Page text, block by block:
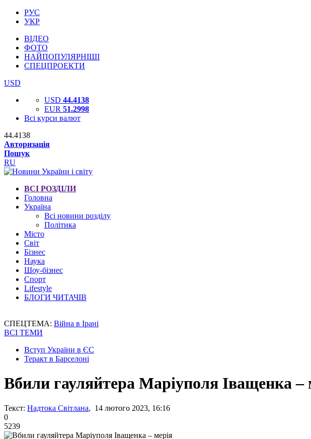
РУС
УКР
ВІДЕО
ФОТО
НАЙПОПУЛЯРНІШІ
СПЕЦПРОЕКТИ
USD
USD 44.4138
EUR 51.2998
Всі курси валют
44.4138
Авторизація
Пошук
RU
ВСІ РОЗДІЛИ
Головна
Україна
Всі новини розділу
Політика
Місто
Світ
Бізнес
Наука
Шоу-бізнес
Спорт
Lifestyle
БЛОГИ ЧИТАЧІВ
СПЕЦТЕМА: Війна в Ірані
ВСІ ТЕМИ
Вступ України в ЄС
Теракт в Барселоні
Вбили гауляйтера Маріуполя Іващенка –
Текст: Надтока Світлана, 14 лютого 2023, 16:16
0
5239